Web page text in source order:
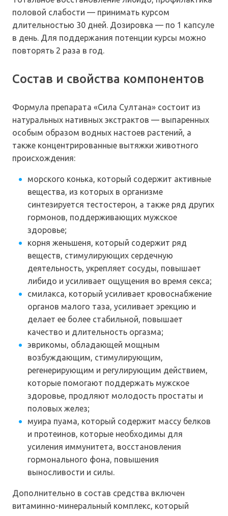
половой слабости — принимать курсом
длительностью 30 дней. Дозировка — по 1 капсуле
в день. Для поддержания потенции курсы можно
повторять 2 раза в год.
Состав и свойства компонентов
Формула препарата «Сила Султана» состоит из
натуральных нативных экстрактов — выпаренных
особым образом водных настоев растений, а
также концентрированные вытяжки животного
происхождения:
морского конька, который содержит активные
вещества, из которых в организме
синтезируется тестостерон, а также ряд других
гормонов, поддерживающих мужское
здоровье;
корня женьшеня, который содержит ряд
веществ, стимулирующих сердечную
деятельность, укрепляет сосуды, повышает
либидо и усиливает ощущения во время секса;
смилакса, который усиливает кровоснабжение
органов малого таза, усиливает эрекцию и
делает ее более стабильной, повышает
качество и длительность оргазма;
эврикомы, обладающей мощным
возбуждающим, стимулирующим,
регенерирующим и регулирующим действием,
которые помогают поддержать мужское
здоровье, продляют молодость простаты и
половых желез;
муира пуама, который содержит массу белков
и протеинов, которые необходимы для
усиления иммунитета, восстановления
гормонального фона, повышения
выносливости и силы.
Дополнительно в состав средства включен
витаминно-минеральный комплекс, который